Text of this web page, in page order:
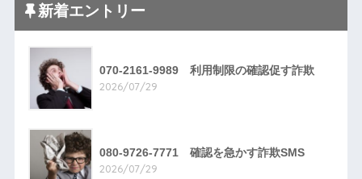
新着エントリー
070-2161-9989 利用制限の確認促す詐欺
2026/07/29
080-9726-7771 確認を急かす詐欺SMS
2026/07/29